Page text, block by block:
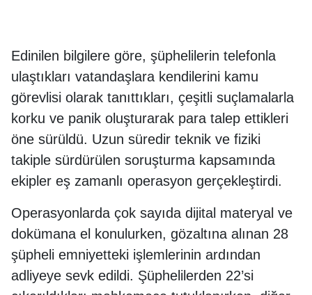
Edinilen bilgilere göre, şüphelilerin telefonla
ulaştıkları vatandaşlara kendilerini kamu
görevlisi olarak tanıttıkları, çeşitli suçlamalarla
korku ve panik oluşturarak para talep ettikleri
öne sürüldü. Uzun süredir teknik ve fiziki
takiple sürdürülen soruşturma kapsamında
ekipler eş zamanlı operasyon gerçekleştirdi.
Operasyonlarda çok sayıda dijital materyal ve
dokümana el konulurken, gözaltına alınan 28
şüpheli emniyetteki işlemlerinin ardından
adliyeye sevk edildi. Şüphelilerden 22’si